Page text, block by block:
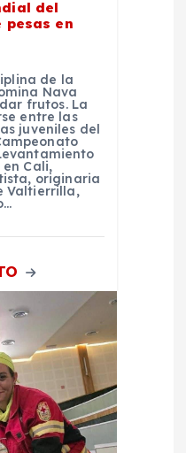
del
pesas en
de la
Nava
frutos. La
entre las
juveniles del
Cali,
originaria
Valtierrilla,